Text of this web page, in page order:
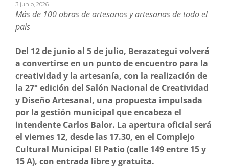
3 junio, 2026
Más de 100 obras de artesanos y artesanas de todo el
país
Del 12 de junio al 5 de julio, Berazategui volverá
a convertirse en un punto de encuentro para la
creatividad y la artesanía, con la realización de
la 27° edición del Salón Nacional de Creatividad
y Diseño Artesanal, una propuesta impulsada
por la gestión municipal que encabeza el
intendente Carlos Balor. La apertura oficial será
el viernes 12, desde las 17.30, en el Complejo
Cultural Municipal El Patio (calle 149 entre 15 y
15 A), con entrada libre y gratuita.